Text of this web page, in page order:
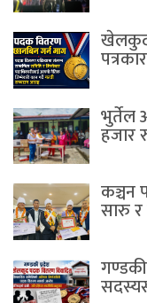
खेलकुद
भुर्तेल
हजार
कञ्चन
सारु र